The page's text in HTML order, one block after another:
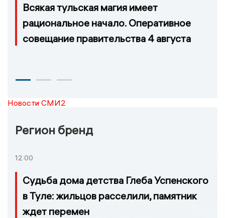
Всякая тульская магия имеет
рациональное начало. Оперативное
совещание правительства 4 августа
Новости СМИ2
Регион бренд
12:00
Судьба дома детства Глеба Успенского
в Туле: жильцов расселили, памятник
ждет перемен